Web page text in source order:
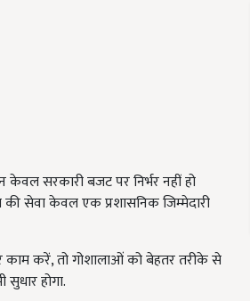
केवल सरकारी बजट पर निर्भर नहीं हो
सेवा केवल एक प्रशासनिक जिम्मेदारी
काम करें, तो गोशालाओं को बेहतर तरीके से
होगा.